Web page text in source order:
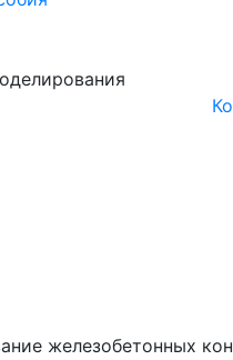
железобетонных